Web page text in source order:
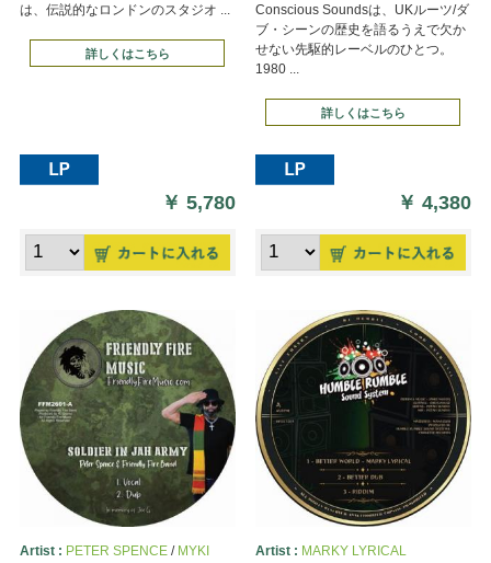
は、伝説的なロンドンのスタジオ ...
詳しくはこちら
￥5,780
Conscious Soundsは、UKルーツ/ダ
ブ・シーンの歴史を語るうえで欠か
せない先駆的レーベルのひとつ。
1980 ...
詳しくはこちら
￥4,380
Artist : PETER SPENCE/ MYKI
Artist : MARKY LYRICAL